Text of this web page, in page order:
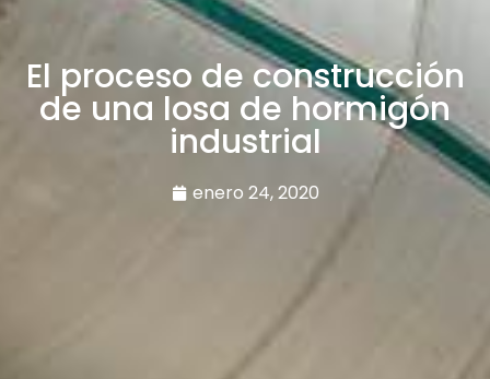
El proceso de construcción
de una losa de hormigón
industrial
enero 24, 2020